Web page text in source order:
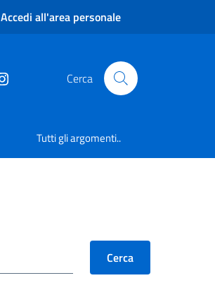
Accedi all'area personale
Cerca
Tutti gli argomenti..
Cerca